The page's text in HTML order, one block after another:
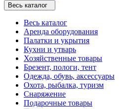
Весь каталог
Весь каталог
Аренда оборудования
Палатки и укрытия
Кухни и утварь
Хозяйственные товары
Брезент, пологи, тент
Одежда, обувь, аксессуары
Охота, рыбалка, туризм
Снаряжение
Подарочные товары